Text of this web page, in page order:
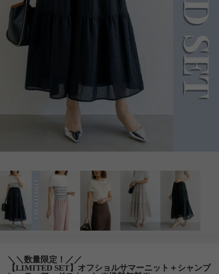
＼＼数量限定！／／
【LIMITED SET】オフショルサマーニット＋シャンブ